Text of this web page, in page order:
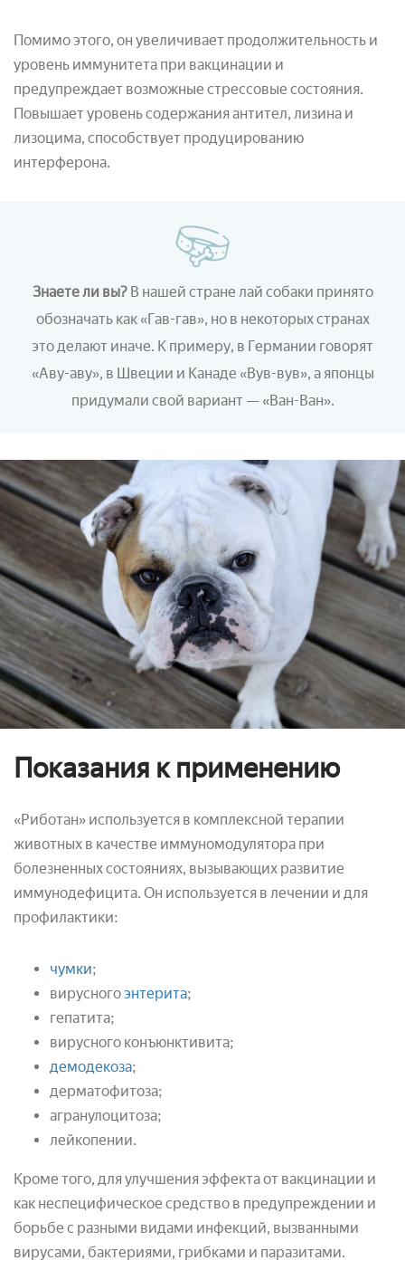
Помимо этого, он увеличивает продолжительность и
уровень иммунитета при вакцинации и
предупреждает возможные стрессовые состояния.
Повышает уровень содержания антител, лизина и
лизоцима, способствует продуцированию
интерферона.
Знаете ли вы? В нашей стране лай собаки принято
обозначать как «Гав-гав», но в некоторых странах
это делают иначе. К примеру, в Германии говорят
«Аву-аву», в Швеции и Канаде «Вув-вув», а японцы
придумали свой вариант — «Ван-Ван».
Показания к применению
«Риботан» используется в комплексной терапии
животных в качестве иммуномодулятора при
болезненных состояниях, вызывающих развитие
иммунодефицита. Он используется в лечении и для
профилактики:
чумки;
вирусногоэнтерита;
гепатита;
вирусного конъюнктивита;
демодекоза;
дерматофитоза;
агранулоцитоза;
лейкопении.
Кроме того, для улучшения эффекта от вакцинации и
как неспецифическое средство в предупреждении и
борьбе с разными видами инфекций, вызванными
вирусами, бактериями, грибками и паразитами.